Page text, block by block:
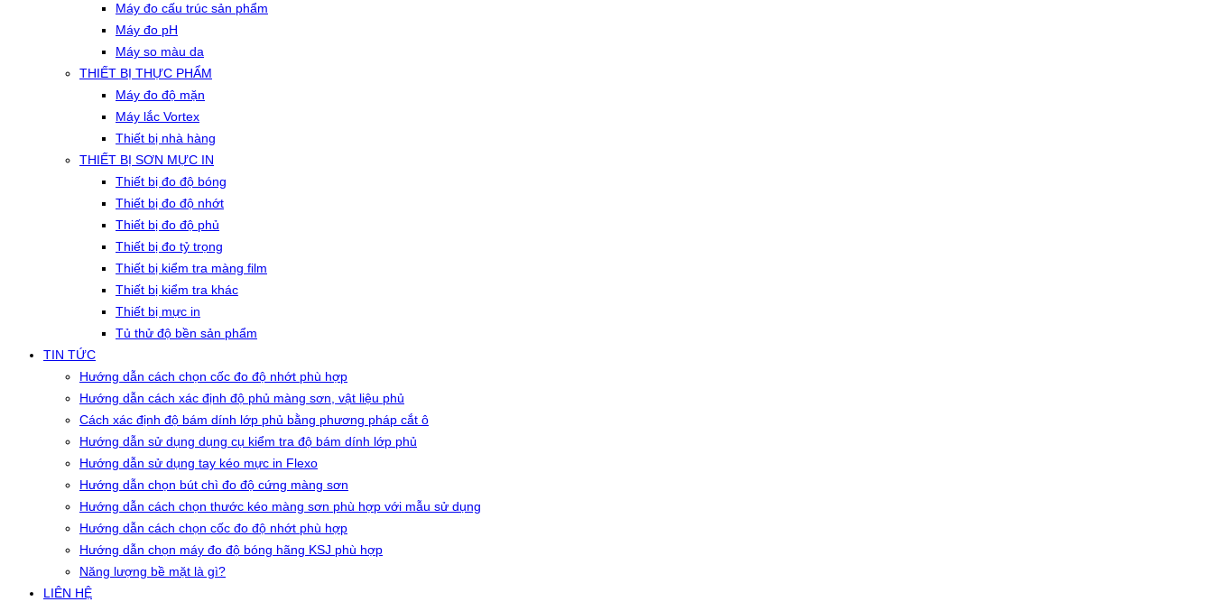
Máy đo cấu trúc sản phẩm
Máy đo pH
Máy so màu da
THIẾT BỊ THỰC PHẨM
Máy đo độ mặn
Máy lắc Vortex
Thiết bị nhà hàng
THIẾT BỊ SƠN MỰC IN
Thiết bị đo độ bóng
Thiết bị đo độ nhớt
Thiết bị đo độ phủ
Thiết bị đo tỷ trọng
Thiết bị kiểm tra màng film
Thiết bị kiểm tra khác
Thiết bị mực in
Tủ thử độ bền sản phẩm
TIN TỨC
Hướng dẫn cách chọn cốc đo độ nhớt phù hợp
Hướng dẫn cách xác định độ phủ màng sơn, vật liệu phủ
Cách xác định độ bám dính lớp phủ bằng phương pháp cắt ô
Hướng dẫn sử dụng dụng cụ kiểm tra độ bám dính lớp phủ
Hướng dẫn sử dụng tay kéo mực in Flexo
Hướng dẫn chọn bút chì đo độ cứng màng sơn
Hướng dẫn cách chọn thước kéo màng sơn phù hợp với mẫu sử dụng
Hướng dẫn cách chọn cốc đo độ nhớt phù hợp
Hướng dẫn chọn máy đo độ bóng hãng KSJ phù hợp
Năng lượng bề mặt là gì?
LIÊN HỆ